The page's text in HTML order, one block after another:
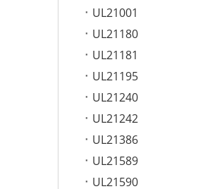
UL21001
UL21180
UL21181
UL21195
UL21240
UL21242
UL21386
UL21589
UL21590